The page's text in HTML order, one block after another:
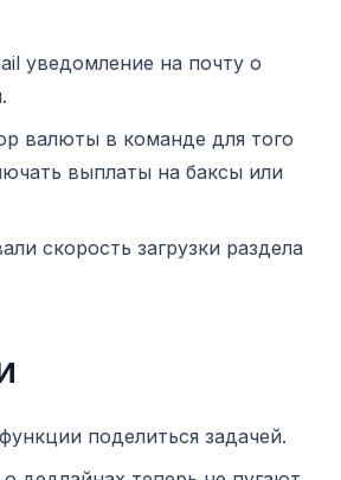
уведомление на почту о
валюты в команде для того
выплаты на баксы или
скорость загрузки раздела
поделиться задачей.